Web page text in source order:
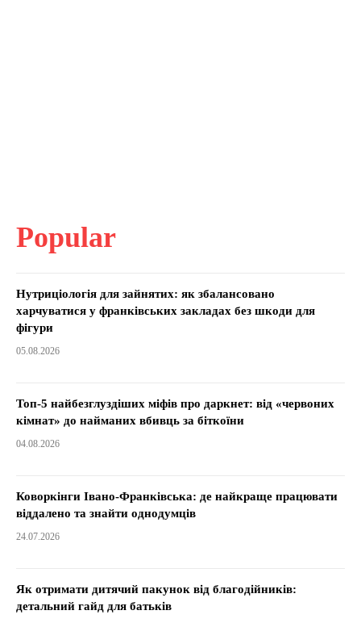
Popular
Нутриціологія для зайнятих: як збалансовано
харчуватися у франківських закладах без шкоди для
фігури
05.08.2026
Топ-5 найбезглуздіших міфів про даркнет: від «червоних
кімнат» до найманих вбивць за біткоїни
04.08.2026
Коворкінги Івано-Франківська: де найкраще працювати
віддалено та знайти однодумців
24.07.2026
Як отримати дитячий пакунок від благодійників:
детальний гайд для батьків